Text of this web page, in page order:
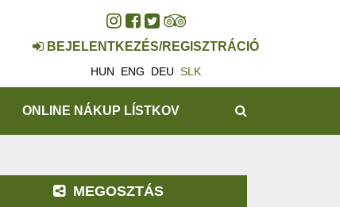
BEJELENTKEZÉS/REGISZTRÁCIÓ
HUN ENG DEU SLK
ONLINE NÁKUP LÍSTKOV
MEGOSZTÁS